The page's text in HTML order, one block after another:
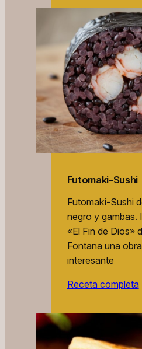
Futomaki-Sushi
Futomaki-Sushi
negro y gambas.
«El Fin de Dios»
Fontana una
interesante
Receta completa